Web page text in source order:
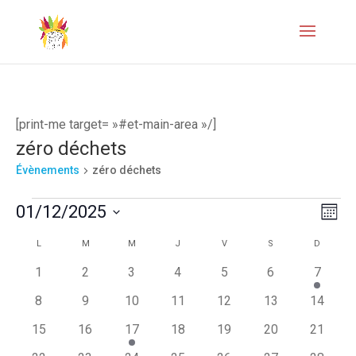
[print-me target= »#et-main-area »/]
zéro déchets
Évènements zéro déchets
Évènements
par
Mois
01/12/2025
date.
Calendrier
Évènements
LLUNDI M M MERCREDIJ VVENDREDIS D
0
1
0
2
0
3
0
4
0
5
0
évènements
6
1
7
0
8
0
9
0
10
0
11
0
12
0
13
0
14
0
15
0
évènements
16
1
évènement
17
0
18
0
19
0
20
0
21